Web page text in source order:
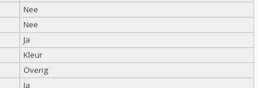
Nee
Nee
Ja
Kleur
Overig
Ja